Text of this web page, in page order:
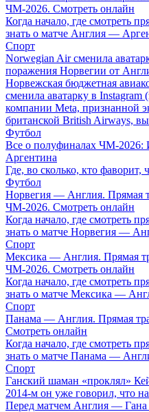
ЧМ-2026. Смотреть онлайн
Когда начало, где смотреть
знать о матче Англия —
Спорт
Norwegian Air сменила
поражения Норвегии от
Норвежская бюджетная
сменила аватарку в
компании Meta, признанной
британской British Airways,
Футбол
Все о полуфиналах ЧМ-
Аргентина
Где, во сколько, кто фаворит,
Футбол
Норвегия — Англия. Прямая
ЧМ-2026. Смотреть онлайн
Когда начало, где смотреть
знать о матче Норвегия —
Спорт
Мексика — Англия. Прямая
ЧМ-2026. Смотреть онлайн
Когда начало, где смотреть
знать о матче Мексика —
Спорт
Панама — Англия. Прямая
Смотреть онлайн
Когда начало, где смотреть
знать о матче Панама —
Спорт
Ганский шаман «проклял»
2014-м он уже говорил, что
Перед матчем Англия — Гана